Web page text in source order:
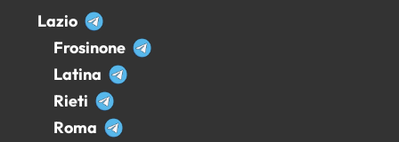
Lazio
Frosinone
Latina
Rieti
Roma